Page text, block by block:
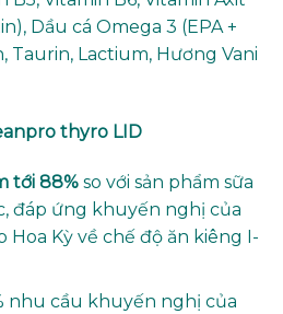
Dầu cá Omega 3 (EPA +
Taurin, Lactium, Hương Vani
thyro LID
tới 88%so với sản phẩm sữa
đáp ứng khuyến nghị của
Hoa Kỳ về chế độ ăn kiêng I-
nhu cầu khuyến nghị của